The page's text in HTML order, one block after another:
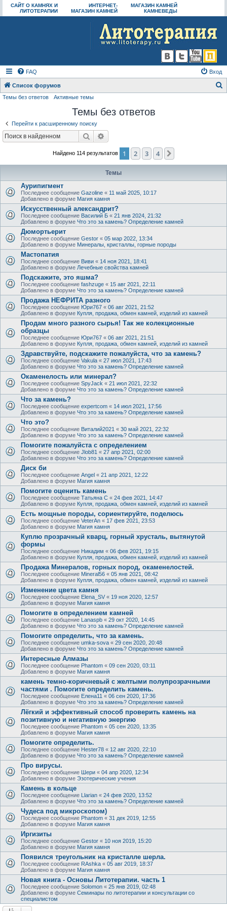
САЙТ О КАМНЯХ И
ЛИТОТЕРАПИИ
ИНТЕРНЕТ-
МАГАЗИН КАМНЕЙ
МАГАЗИН КАМНЕЙ
КАМНЕВЕДЫ
FAQ Вход
Список форумов
Темы без ответов Активные темы
Темы без ответов
Перейти к расширенному поиску
Поиск
Найдено 114 результатов 1 2 3 4
Темы
Аурипигмент
Последнее сообщение Gazoline « 11 май 2025, 10:17
Добавлено в форуме Магия камня
Искусственный александрит?
Последнее сообщение Василий Б « 21 янв 2024, 21:32
Добавлено в форуме Что это за камень? Определение камней
Дюмортьерит
Последнее сообщение Gestor « 05 мар 2022, 13:34
Добавлено в форуме Минералы, кристаллы, горные породы
Мастопатия
Последнее сообщение Виви « 14 ноя 2021, 18:41
Добавлено в форуме Лечебные свойства камней
Подскажите, это яшма?
Последнее сообщение fashzuge « 15 авг 2021, 22:11
Добавлено в форуме Что это за камень? Определение камней
Продажа НЕФРИТА разного
Последнее сообщение Юри767 « 06 авг 2021, 21:52
Добавлено в форуме Купля, продажа, обмен камней, изделий из камней
Продам много разного сырья! Так же колекционные
образцы
Последнее сообщение Юри767 « 06 авг 2021, 21:51
Добавлено в форуме Купля, продажа, обмен камней, изделий из камней
Здравствуйте, подскажите пожалуйста, что за камень?
Последнее сообщение Vakula « 27 июл 2021, 17:43
Добавлено в форуме Что это за камень? Определение камней
Окаменелость или минерал?
Последнее сообщение SpyJack « 21 июл 2021, 22:32
Добавлено в форуме Что это за камень? Определение камней
Что за камень?
Последнее сообщение expertcom « 14 июл 2021, 17:56
Добавлено в форуме Что это за камень? Определение камней
Что это?
Последнее сообщение Виталий2021 « 30 май 2021, 22:32
Добавлено в форуме Что это за камень? Определение камней
Помогите пожалуйста с определением
Последнее сообщение Jlob81 « 27 апр 2021, 02:00
Добавлено в форуме Что это за камень? Определение камней
Диск би
Последнее сообщение Angel « 21 апр 2021, 12:22
Добавлено в форуме Магия камня
Помогите оценить камень
Последнее сообщение Татьяна С « 24 фев 2021, 14:47
Добавлено в форуме Купля, продажа, обмен камней, изделий из камней
Есть мощные породы, сориентируйте, поделюсь
Последнее сообщение VeterAn « 17 фев 2021, 23:53
Добавлено в форуме Магия камня
Куплю прозрачный кварц, горный хрусталь, вытянутой
формы
Последнее сообщение Никадим « 06 фев 2021, 19:15
Добавлено в форуме Купля, продажа, обмен камней, изделий из камней
Продажа Минералов, горных пород, окаменелостей.
Последнее сообщение Mineral56 « 05 янв 2021, 08:42
Добавлено в форуме Купля, продажа, обмен камней, изделий из камней
Изменение цвета камня
Последнее сообщение Elena_SV « 19 ноя 2020, 12:57
Добавлено в форуме Магия камня
Помогите в определением камней
Последнее сообщение Lanaspb « 29 окт 2020, 14:45
Добавлено в форуме Что это за камень? Определение камней
Помогите определить, что за камень.
Последнее сообщение umka-sova « 29 сен 2020, 20:48
Добавлено в форуме Что это за камень? Определение камней
Интересные Алмазы
Последнее сообщение Phantom « 09 сен 2020, 03:11
Добавлено в форуме Магия камня
камень темно-коричневый с желтыми полупрозрачными
частями . Помогите определить камень.
Последнее сообщение Елена11 « 06 сен 2020, 17:36
Добавлено в форуме Что это за камень? Определение камней
Лёгкий и эффективный способ проверить камень на
позитивную и негативную энергию
Последнее сообщение Phantom « 05 сен 2020, 13:35
Добавлено в форуме Магия камня
Помогите определить.
Последнее сообщение Hester78 « 12 авг 2020, 22:10
Добавлено в форуме Что это за камень? Определение камней
Про вирусы.
Последнее сообщение Шери « 04 апр 2020, 12:34
Добавлено в форуме Эзотерические учения
Камень в кольце
Последнее сообщение Llarian « 24 фев 2020, 13:52
Добавлено в форуме Что это за камень? Определение камней
Чудеса под микроскопом)
Последнее сообщение Phantom « 31 дек 2019, 12:55
Добавлено в форуме Магия камня
Иргизиты
Последнее сообщение Gestor « 10 ноя 2019, 15:20
Добавлено в форуме Магия камня
Появился треугольник на кристалле шерла.
Последнее сообщение RAshka « 05 авг 2019, 18:37
Добавлено в форуме Магия камня
Новая книга - Основы Литотерапии. часть 1
Последнее сообщение Solomon « 25 янв 2019, 02:48
Добавлено в форуме Семинары по литотерапии и консультации со
специалистом